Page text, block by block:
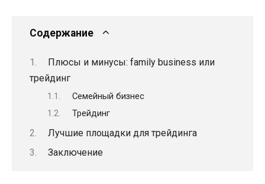
Содержание
Плюсы и минусы: family business или
трейдинг
Семейный бизнес
Трейдинг
Лучшие площадки для трейдинга
Заключение